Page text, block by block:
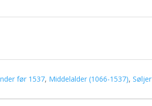
før 1537, Middelalder (1066-1537),Søljer